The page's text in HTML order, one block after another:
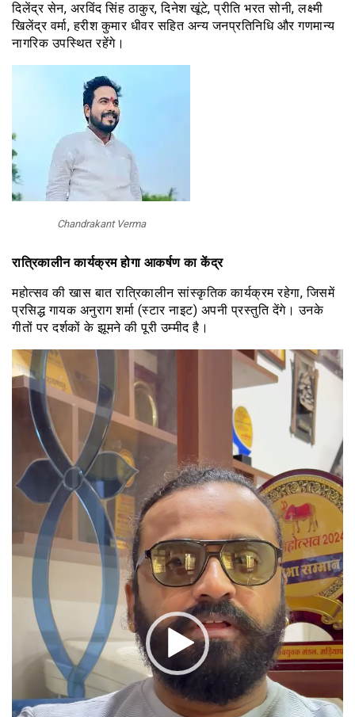
दिलेंद्र सेन, अरविंद सिंह ठाकुर, दिनेश खूंटे, प्रीति भरत सोनी, लक्ष्मी
खिलेंद्र वर्मा, हरीश कुमार धीवर सहित अन्य जनप्रतिनिधि और गणमान्य
नागरिक उपस्थित रहेंगे।
Chandrakant Verma
रात्रिकालीन कार्यक्रम होगा आकर्षण का केंद्र
महोत्सव की खास बात रात्रिकालीन सांस्कृतिक कार्यक्रम रहेगा, जिसमें
प्रसिद्ध गायक अनुराग शर्मा (स्टार नाइट) अपनी प्रस्तुति देंगे। उनके
गीतों पर दर्शकों के झूमने की पूरी उम्मीद है।
वीडियो
प्लेयर